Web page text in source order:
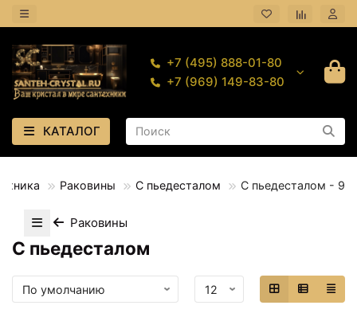
+7 (495) 888-01-80
+7 (969) 149-83-80
КАТАЛОГ
Раковины С пьедесталом С пьедесталом - 9
Раковины
С пьедесталом